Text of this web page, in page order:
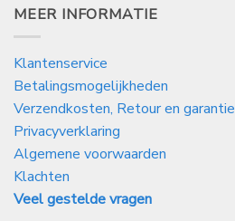
MEER INFORMATIE
Klantenservice
Betalingsmogelijkheden
Verzendkosten, Retour en garantie
Privacyverklaring
Algemene voorwaarden
Klachten
Veel gestelde vragen